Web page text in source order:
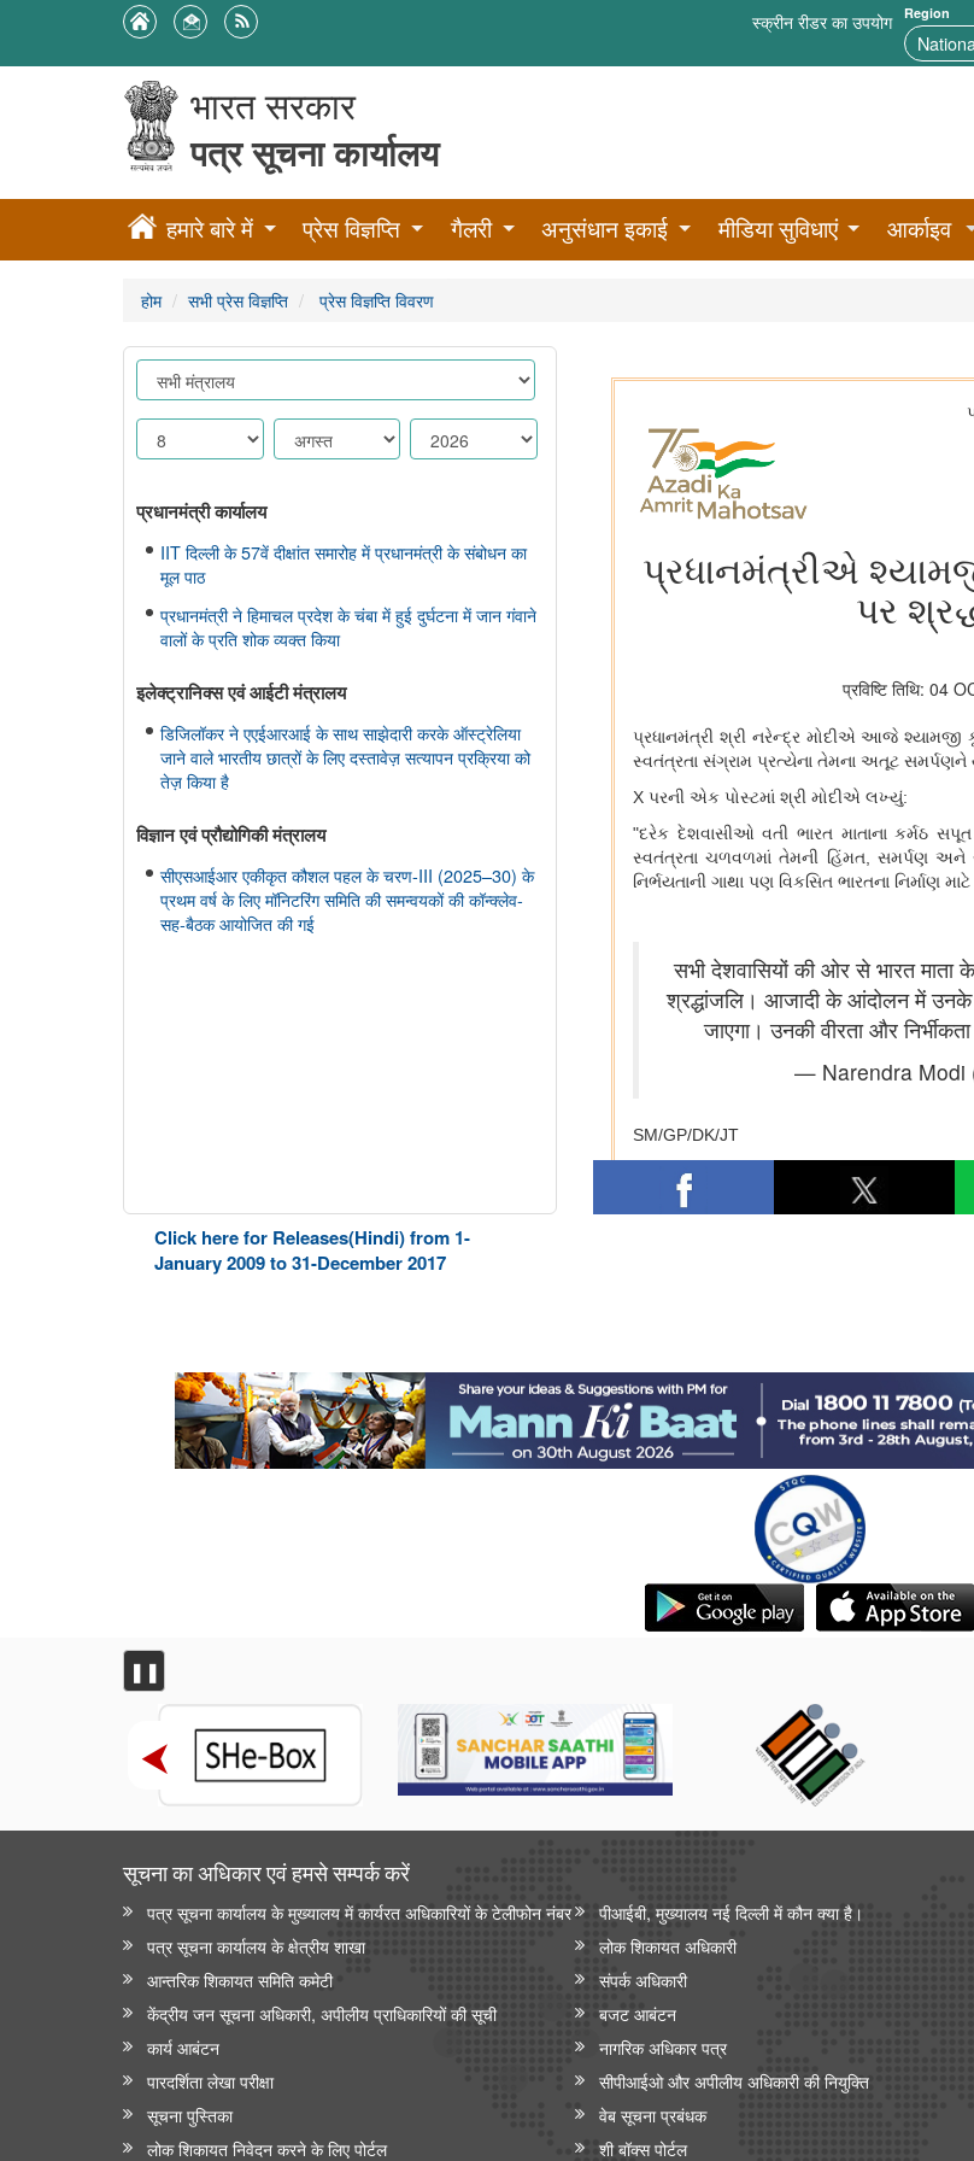
स्क्रीन रीडर का उपयोग Region
भारत सरकार
पत्र सूचना कार्यालय
हमारे बारे में प्रेस विज्ञप्ति गैलरी अनुसंधान इकाई मीडिया सुविधाएं आर्काइव
होम सभी प्रेस विज्ञप्ति प्रेस विज्ञप्ति विवरण
प्रधानमंत्री कार्यालय
IIT दिल्ली के 57वें दीक्षांत समारोह में प्रधानमंत्री के संबोधन का
मूल पाठ
प्रधानमंत्री ने हिमाचल प्रदेश के चंबा में हुई दुर्घटना में जान गंवाने
वालों के प्रति शोक व्यक्त किया
इलेक्ट्रानिक्स एवं आईटी मंत्रालय
डिजिलॉकर ने एएईआरआई के साथ साझेदारी करके ऑस्ट्रेलिया
जाने वाले भारतीय छात्रों के लिए दस्तावेज़ सत्यापन प्रक्रिया को
तेज़ किया है
विज्ञान एवं प्रौद्योगिकी मंत्रालय
सीएसआईआर एकीकृत कौशल पहल के चरण-III (2025–30) के
प्रथम वर्ष के लिए मॉनिटरिंग समिति की समन्वयकों की कॉन्क्लेव-
सह-बैठक आयोजित की गई
Click here for Releases(Hindi) from 1-
January 2009 to 31-December 2017
❚❚
सूचना का अधिकार एवं हमसे सम्‍पर्क करें
पत्र सूचना कार्यालय के मुख्यालय में कार्यरत अधिकारियों के टेलीफोन नंबर
पीआईबी, मुख्यालय नई दिल्ली में कौन क्या है।
पत्र सूचना कार्यालय के क्षेत्रीय शाखा
लोक शिकायत अधिकारी
आन्‍तरिक शिकायत समिति कमेटी
संपर्क अधिकारी
केंद्रीय जन सूचना अधिकारी, अपीलीय प्राधिकारियों की सूची
बजट आबंटन
कार्य आबंटन
नागरिक अधिकार पत्र
पारदर्शिता लेखा परीक्षा
सीपीआईओ और अपी‍लीय अधिकारी की नियुक्ति
सूचना पुस्तिका
वेब सूचना प्रबंधक
लोक शिकायत निवेदन करने के लिए पोर्टल
शी बॉक्स पोर्टल